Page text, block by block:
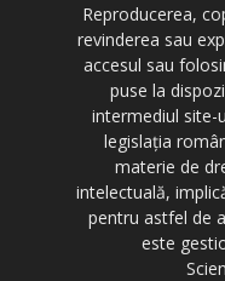
Reproducerea,
revinderea sau
accesul sau
puse la
intermediul site-
legislația
materie de
intelectuală,
pentru astfel de
este